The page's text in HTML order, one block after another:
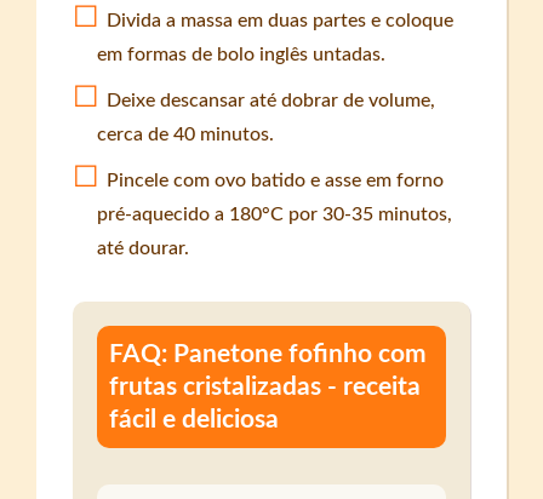
Divida a massa em duas partes e coloque
em formas de bolo inglês untadas.
Deixe descansar até dobrar de volume,
cerca de 40 minutos.
Pincele com ovo batido e asse em forno
pré-aquecido a 180°C por 30-35 minutos,
até dourar.
FAQ: Panetone fofinho com
frutas cristalizadas - receita
fácil e deliciosa